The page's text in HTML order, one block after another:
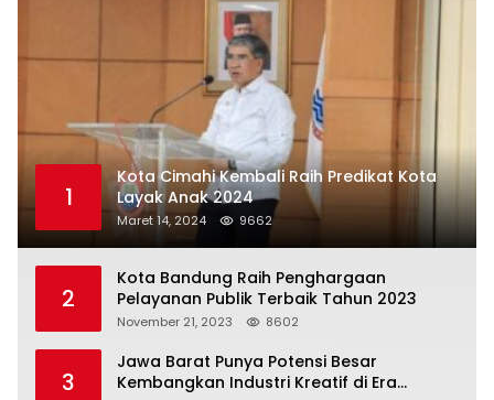
1
Kota Cimahi Kembali Raih Predikat Kota
Layak Anak 2024
Maret 14, 2024 9662
2
Kota Bandung Raih Penghargaan
Pelayanan Publik Terbaik Tahun 2023
November 21, 2023 8602
3
Jawa Barat Punya Potensi Besar
Kembangkan Industri Kreatif di Era